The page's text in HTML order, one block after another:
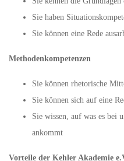
Sie haben
Sie können eine Rede
Methodenkompetenzen
Sie können rhetorische
Sie können sich auf eine
Sie wissen, auf was es bei
ankommt
Vorteile der Kehler Akademie